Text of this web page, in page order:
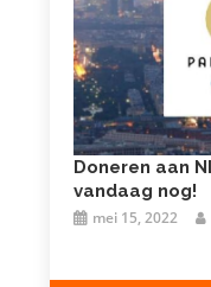
Doneren aan
vandaag nog!
mei 15, 2022